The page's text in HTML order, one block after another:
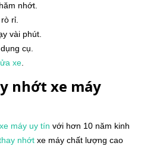
nhớt.
rỉ.
vài phút.
cụ.
xe.
nhớt xe máy
máy uy tín với hơn 10 năm kinh
nhớt xe máy chất lượng cao